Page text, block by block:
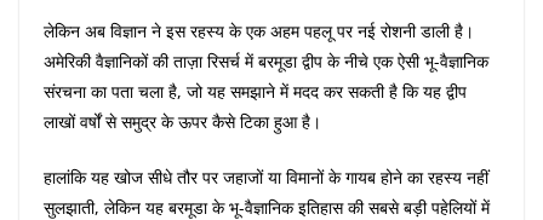
लेकिन अब विज्ञान ने इस रहस्य के एक अहम पहलू पर नई रोशनी डाली है।
अमेरिकी वैज्ञानिकों की ताज़ा रिसर्च में बरमूडा द्वीप के नीचे एक ऐसी भू-वैज्ञानिक
संरचना का पता चला है, जो यह समझाने में मदद कर सकती है कि यह द्वीप
लाखों वर्षों से समुद्र के ऊपर कैसे टिका हुआ है।
हालांकि यह खोज सीधे तौर पर जहाजों या विमानों के गायब होने का रहस्य नहीं
सुलझाती, लेकिन यह बरमूडा के भू-वैज्ञानिक इतिहास की सबसे बड़ी पहेलियों में